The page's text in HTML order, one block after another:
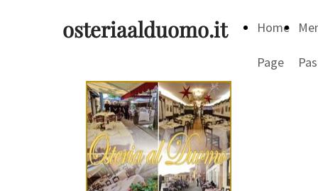
Home
Page
osteriaalduomo.it